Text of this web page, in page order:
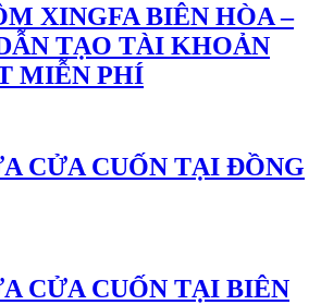
XINGFA BIÊN HÒA –
TẠO TÀI KHOẢN
MIỄN PHÍ
CỬA CUỐN TẠI ĐỒNG
CỬA CUỐN TẠI BIÊN